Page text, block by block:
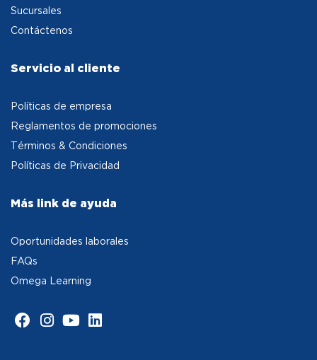
Sucursales
Contáctenos
Servicio al cliente
Políticas de empresa
Reglamentos de promociones
Términos & Condiciones
Políticas de Privacidad
Más link de ayuda
Oportunidades laborales
FAQs
Omega Learning